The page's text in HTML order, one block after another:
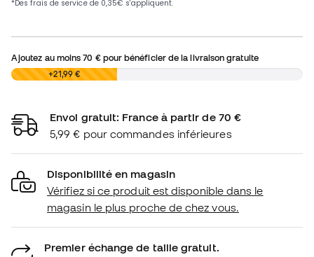
Ajoutez au moins70 €pour bénéficier de la livraison gratuite
0,00 € +21,99 €
Envoi gratuit: France à partir de 70 €
5,99 € pour commandes inférieures
Disponibilité en magasin
Vérifiez si ce produit est disponible dans le
magasin le plus proche de chez vous.
Premier échange de taille gratuit.